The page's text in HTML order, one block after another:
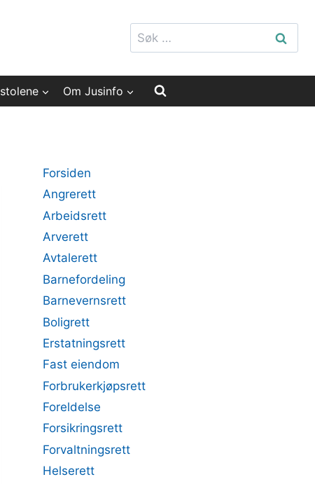
Søk
etter:
Om Jusinfo
Forsiden
Angrerett
Arbeidsrett
Arverett
Avtalerett
Barnefordeling
Barnevernsrett
Boligrett
Erstatningsrett
Fast eiendom
Forbrukerkjøpsrett
Foreldelse
Forsikringsrett
Forvaltningsrett
Helserett